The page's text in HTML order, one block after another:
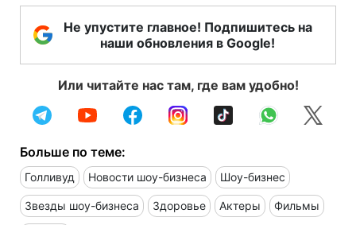
Не упустите главное! Подпишитесь на
наши обновления в Google!
Или читайте нас там, где вам удобно!
Больше по теме:
Голливуд Новости шоу-бизнеса Шоу-бизнес
Звезды шоу-бизнеса Здоровье Актеры Фильмы